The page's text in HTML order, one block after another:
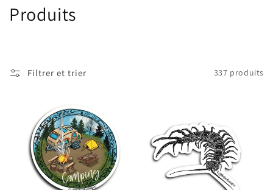
C
Produits
Filtrer et trier 337 produits